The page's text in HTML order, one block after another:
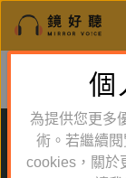
鏡好
體驗
個
為提供您更多
術。若繼續
cookies，關於